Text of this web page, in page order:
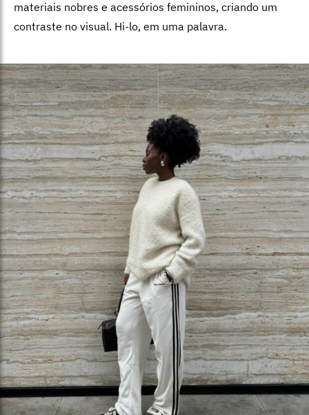
materiais nobres e acessórios femininos, criando um
contraste no visual. Hi-lo, em uma palavra.